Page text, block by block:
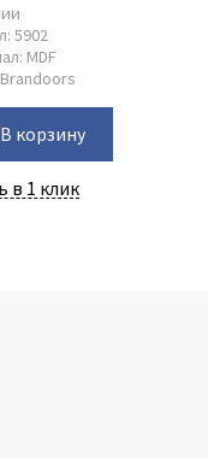
5902
MDF
Brandoors
В корзину
в 1 клик